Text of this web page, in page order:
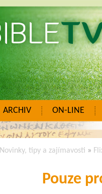
ARCHIV ON-LINE
Novinky, tipy a zajímavosti »
Pouze